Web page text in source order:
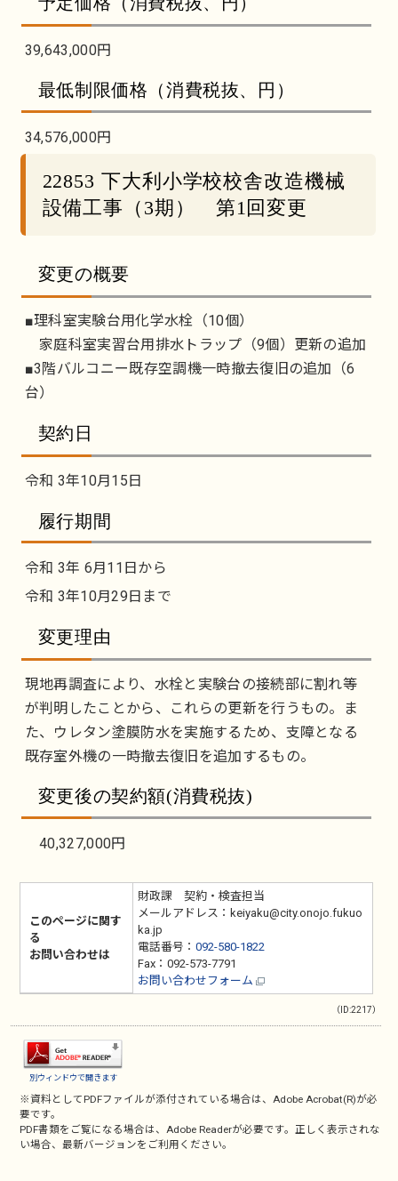
39,643,000円
最低制限価格（消費税抜、円）
34,576,000円
22853 下大利小学校校舎改造機械
設備工事（3期） 第1回変更
変更の概要
■理科室実験台用化学水栓（10個）
家庭科室実習台用排水トラップ（9個）更新の追加
■3階バルコニー既存空調機一時撤去復旧の追加（6
台）
契約日
令和 3年10月15日
履行期間
令和 3年 6月11日から
令和 3年10月29日まで
変更理由
現地再調査により、水栓と実験台の接続部に割れ等
が判明したことから、これらの更新を行うもの。ま
た、ウレタン塗膜防水を実施するため、支障となる
既存室外機の一時撤去復旧を追加するもの。
変更後の契約額(消費税抜)
40,327,000円
このページに関す
る
お問い合わせは
財政課 契約・検査担当
メールアドレス：keiyaku@city.onojo.fukuo
ka.jp
電話番号： 092-580-1822
Fax：092-573-7791
お問い合わせフォーム
（ID:2217）
別ウィンドウで開きます
※資料としてPDFファイルが添付されている場合は、Adobe Acrobat(R)が必
要です。
PDF書類をご覧になる場合は、Adobe Readerが必要です。正しく表示されな
い場合、最新バージョンをご利用ください。